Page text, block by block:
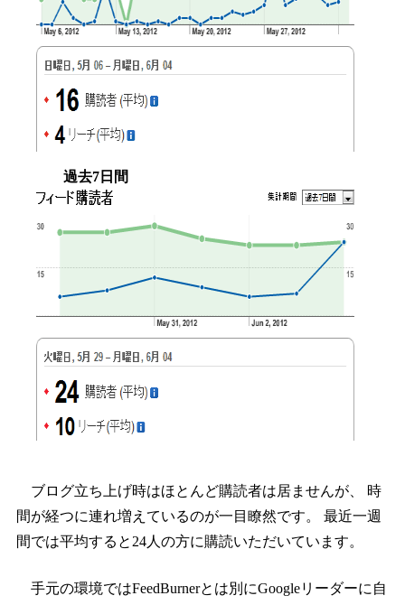
過去7日間
ブログ立ち上げ時はほとんど購読者は居ませんが、 時
間が経つに連れ増えているのが一目瞭然です。 最近一週
間では平均すると24人の方に購読いただいています。
手元の環境ではFeedBurnerとは別にGoogleリーダーに自